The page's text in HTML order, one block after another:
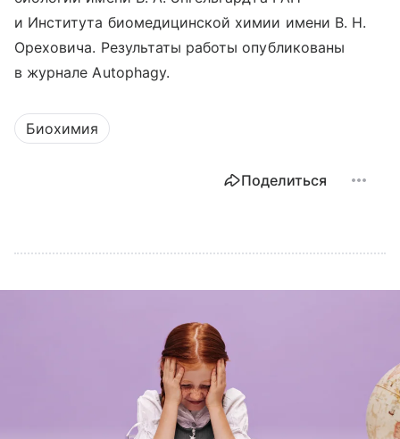
и Института биомедицинской химии имени В. Н.
Ореховича. Результаты работы опубликованы
в журнале Autophagy.
Биохимия
Поделиться